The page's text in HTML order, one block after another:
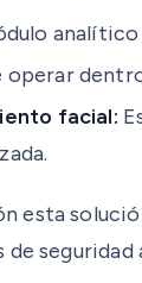
operar
facial:
esta
seguridad